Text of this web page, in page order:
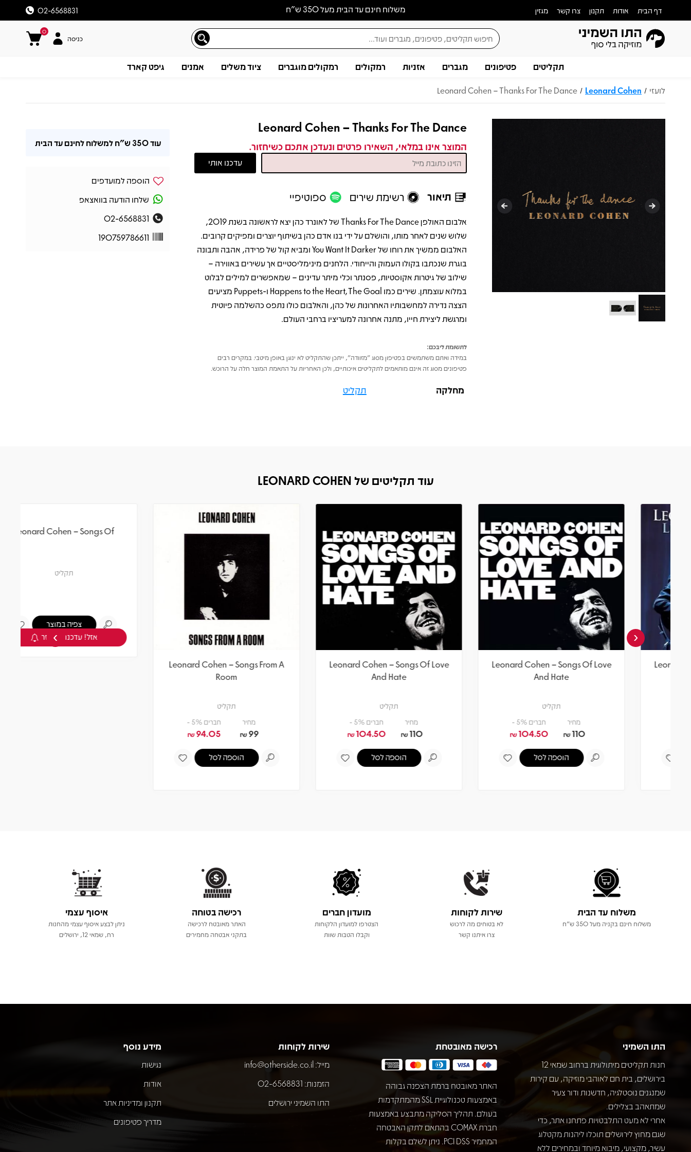
משלוח חינם עד הבית מעל 350 ש״ח דף הבית אודות תקנון צרו קשר מגזין 02-6568831
0
כניסה
תקליטים פטיפונים מגברים אזניות רמקולים רמקולים מוגברים ציוד משלים אמנים גיפט קארד
לועזי /
Leonard Cohen
/
Leonard Cohen – Thanks For The Dance
Leonard Cohen – Thanks For The Dance
המוצר אינו במלאי, השאירו פרטים ונעדכן אתכם כשיחזור.
תיאור רשימת שירים ספוטיפיי
תיאור
אלבום האולפן Thanks For The Dance של לאונרד כהן יצא לראשונה בשנת 2019,
שלוש שנים לאחר מותו, והושלם על ידי בנו אדם כהן בשיתוף יוצרים ומפיקים קרובים.
האלבום ממשיך את רוחו של You Want It Darker ומביא קול של פרידה, אהבה ותבונה
בוגרת שנכתבו בקולו העמוק והייחודי. הלחנים מינימליסטיים אך עשירים באווירה –
שילוב של גיטרות אקוסטיות, פסנתר וכלי מיתר עדינים – שמאפשרים למילים לבלוט
במלוא עוצמתן. שירים כמו Happens to the Heart, The Goal ו-Puppets מציעים
הצצה נדירה למחשבותיו האחרונות של כהן, והאלבום כולו נתפס כהשלמה פיוטית
ומרגשת ליצירת חייו, מתנה אחרונה למעריציו ברחבי העולם.
לתשומת ליבכם:
במידה ואתם משתמשים בפטיפון מסוג "מזוודה", ייתכן שהתקליט לא ינוגן באופן מיטבי. במקרים רבים
פטיפונים מסוג זה אינם מותאמים לתקליטים איכותיים, ולכן האחריות על התאמת המוצר חלה על הרוכש.
מחלקה תקליט
עוד350 ש"ח למשלוח לחינם עד הבית
הוספה למועדפים
שלחו הודעה בוואצאפ
02-6568831
190759786611
עוד תקליטים של LEONARD COHEN
Leonard Cohen – Songs Of Love
חברים 5% -
104.50
₪
הוספה לסל
Leonard Cohen – Songs Of Love
חברים 5% -
104.50
₪
הוספה לסל
Leonard Cohen – Songs From A
חברים 5% -
94.05
הוספה לסל
‹
›
משלוח עד הבית
משלוח חינם בקניה מעל 350 ש"ח
שירות לקוחות
לא בטוחים מה לרכוש
צרו איתנו קשר
מועדון חברים
הצטרפו למועדון הלקוחות
וקבלו הטבות שוות
רכישה בטוחה
האתר מאובטח לרכישה
בתקני אבטחה מחמירים
איסוף עצמי
ניתן לבצע איסוף עצמי מהחנות
רח, שמאי 12, ירושלים
התו השמיני
חנות תקליטים מיתולוגית ברחוב שמאי 12
בירושלים, בית חם לאוהבי מוזיקה, עם קירות
שמנגנים נוסטלגיה, חדשנות ודור צעיר
שמתאהב בצלילים.
אחרי לא מעט התלבטויות פתחנו אתר, כדי
שגם מחוץ לירושלים תוכלו ליהנות מקטלוג
עשיר, מקצועי, מיבוא מיוחד ובמחירים ללא
רכישה מאובטחת
האתר מאובטח ברמת הצפנה גבוהה
באמצעות טכנולוגיית SSL מהמתקדמות
בעולם. תהליך הסליקה מתבצע באמצעות
חברת COMAX בהתאם לתקן האבטחה
המחמיר PCI DSS. ניתן לשלם בקלות
שירות לקוחות
מייל: info@otherside.co.il
הזמנות: 02-6568831
התו השמיני ירושלים
מידע נוסף
נגישות
אודות
תקנון ומדיניות אתר
מדריך פטיפונים